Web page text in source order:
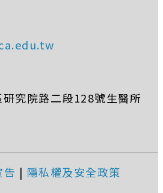
究院路二段128號生醫所
告 | 隱私權及安全政策